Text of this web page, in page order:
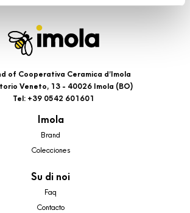
le tue scelte in qualsiasi momento,
presente nel footer.
of Cooperativa Ceramica d’Imola
Veneto, 13 - 40026 Imola (BO)
Tel: +39 0542 601601
Imola
Brand
Colecciones
Su di noi
Faq
Contacto